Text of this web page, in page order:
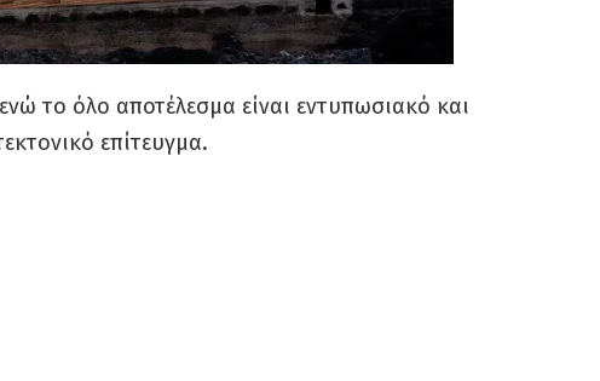
το όλο αποτέλεσμα είναι εντυπωσιακό και
επίτευγμα.